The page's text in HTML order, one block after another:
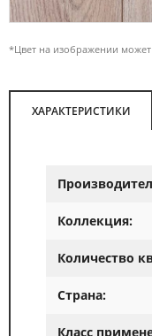
*Цвет на изображении может
ХАРАКТЕРИСТИКИ
Коллекция:
Количество
Страна:
Класс